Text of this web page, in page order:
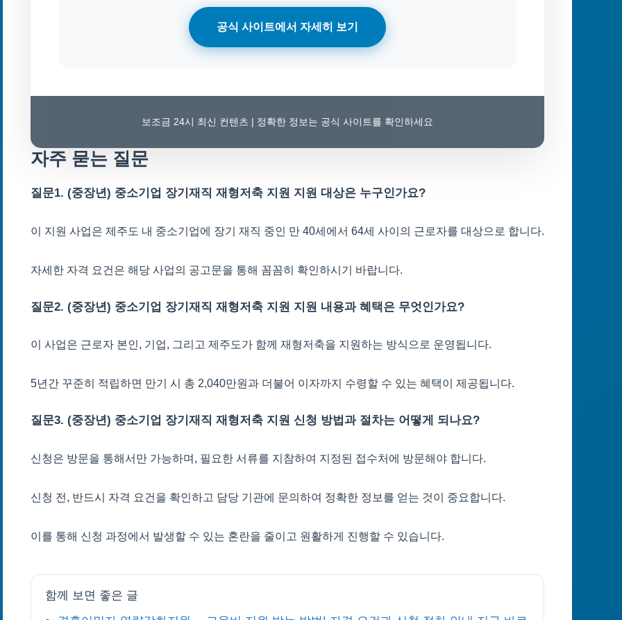
공식 사이트에서 자세히 보기
보조금 24시 최신 컨텐츠 | 정확한 정보는 공식 사이트를 확인하세요
자주 묻는 질문
질문1. (중장년) 중소기업 장기재직 재형저축 지원 지원 대상은 누구인가요?
이 지원 사업은 제주도 내 중소기업에 장기 재직 중인 만 40세에서 64세 사이의 근로자를 대상으로 합니다.
자세한 자격 요건은 해당 사업의 공고문을 통해 꼼꼼히 확인하시기 바랍니다.
질문2. (중장년) 중소기업 장기재직 재형저축 지원 지원 내용과 혜택은 무엇인가요?
이 사업은 근로자 본인, 기업, 그리고 제주도가 함께 재형저축을 지원하는 방식으로 운영됩니다.
5년간 꾸준히 적립하면 만기 시 총 2,040만원과 더불어 이자까지 수령할 수 있는 혜택이 제공됩니다.
질문3. (중장년) 중소기업 장기재직 재형저축 지원 신청 방법과 절차는 어떻게 되나요?
신청은 방문을 통해서만 가능하며, 필요한 서류를 지참하여 지정된 접수처에 방문해야 합니다.
신청 전, 반드시 자격 요건을 확인하고 담당 기관에 문의하여 정확한 정보를 얻는 것이 중요합니다.
이를 통해 신청 과정에서 발생할 수 있는 혼란을 줄이고 원활하게 진행할 수 있습니다.
함께 보면 좋은 글